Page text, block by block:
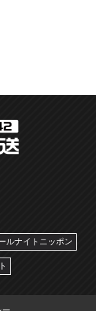
ルナイトニッポン